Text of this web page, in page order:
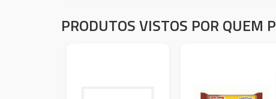
PRODUTOS VISTOS POR QUEM